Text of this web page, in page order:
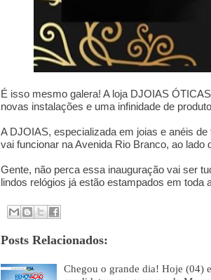
É isso mesmo galera! A loja DJOIAS
novas instalações e uma infinidade de
A DJOIAS, especializada em joias e anéis
vai funcionar na Avenida Rio Branco, ao lado
Gente, não perca essa inauguração vai ser
lindos relógios já estão estampados em
Posts Relacionados:
Chegou o grande dia! Hoje (04)